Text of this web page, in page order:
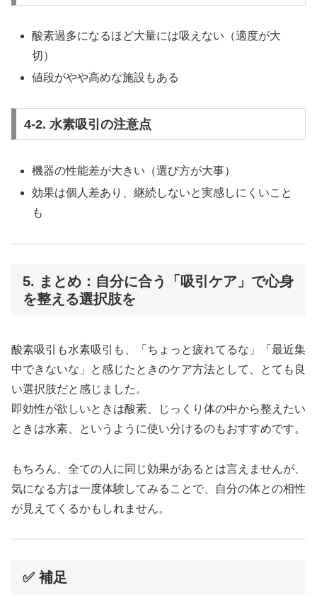
酸素過多になるほど大量には吸えない（適度が大
切）
値段がやや高めな施設もある
4-2. 水素吸引の注意点
機器の性能差が大きい（選び方が大事）
効果は個人差あり、継続しないと実感しにくいこと
も
5. まとめ：自分に合う「吸引ケア」で心身
を整える選択肢を
酸素吸引も水素吸引も、「ちょっと疲れてるな」「最近集
中できないな」と感じたときのケア方法として、とても良
い選択肢だと感じました。
即効性が欲しいときは酸素、じっくり体の中から整えたい
ときは水素、というように使い分けるのもおすすめです。
もちろん、全ての人に同じ効果があるとは言えませんが、
気になる方は一度体験してみることで、自分の体との相性
が見えてくるかもしれません。
✅ 補足